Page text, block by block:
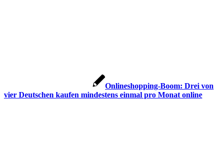
Onlineshopping-Boom: Drei von
vier Deutschen kaufen mindestens einmal pro Monat online